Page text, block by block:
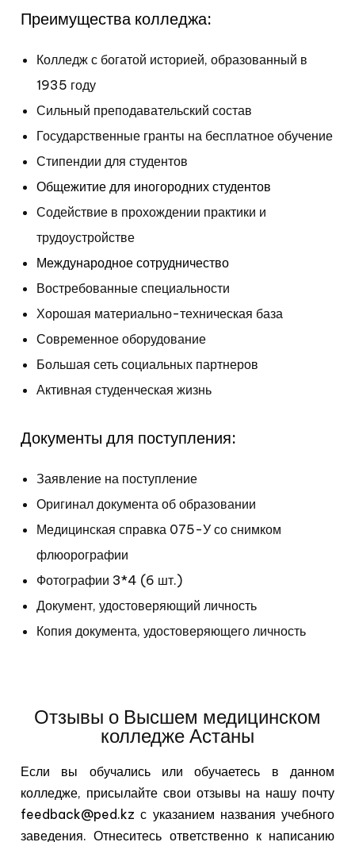
Преимущества колледжа:
Колледж с богатой историей, образованный в
1935 году
Сильный преподавательский состав
Государственные гранты на бесплатное обучение
Стипендии для студентов
Общежитие для иногородних студентов
Содействие в прохождении практики и
трудоустройстве
Международное сотрудничество
Востребованные специальности
Хорошая материально-техническая база
Современное оборудование
Большая сеть социальных партнеров
Активная студенческая жизнь
Документы для поступления:
Заявление на поступление
Оригинал документа об образовании
Медицинская справка 075-У со снимком
флюорографии
Фотографии 3*4 (6 шт.)
Документ, удостоверяющий личность
Копия документа, удостоверяющего личность
Отзывы о Высшем медицинском
колледже Астаны
Если вы обучались или обучаетесь в данном
колледже, присылайте свои отзывы на нашу почту
feedback@ped.kz с указанием названия учебного
заведения. Отнеситесь ответственно к написанию